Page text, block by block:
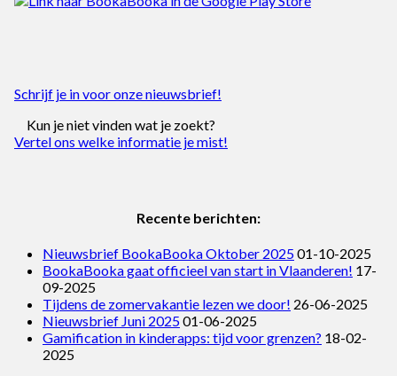
Schrijf je in voor onze nieuwsbrief!
Kun je niet vinden wat je zoekt?
Vertel ons welke informatie je mist!
Recente berichten:
Nieuwsbrief BookaBooka Oktober 202501-10-2025
BookaBooka gaat officieel van start in Vlaanderen! 17-
09-2025
Tijdens de zomervakantie lezen we door! 26-06-2025
Nieuwsbrief Juni 202501-06-2025
Gamification in kinderapps: tijd voor grenzen? 18-02-
2025